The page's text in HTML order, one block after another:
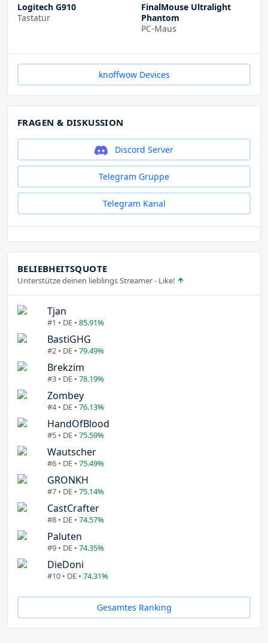
Logitech G910
Tastatur
FinalMouse Ultralight
Phantom
PC-Maus
knoffwow Devices
FRAGEN & DISKUSSION
Discord Server
Telegram Gruppe
Telegram Kanal
BELIEBHEITSQUOTE
Unterstütze deinen lieblings Streamer - Like!
Tjan
#1 • DE • 85.91%
BastiGHG
#2 • DE • 79.49%
Brekzim
#3 • DE • 78.19%
Zombey
#4 • DE • 76.13%
HandOfBlood
#5 • DE • 75.59%
Wautscher
#6 • DE • 75.49%
GRONKH
#7 • DE • 75.14%
CastCrafter
#8 • DE • 74.57%
Paluten
#9 • DE • 74.35%
DieDoni
#10 • DE • 74.31%
Gesamtes Ranking